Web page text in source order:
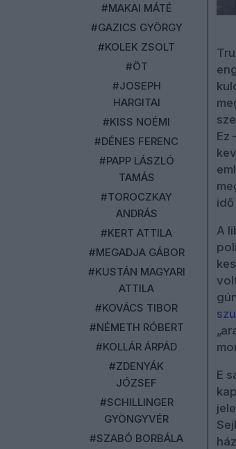
Ez
A
E
#MAKAI MÁTÉ
#GAZICS GYÖRGY
#KOLEK ZSOLT
#ÖT
#JOSEPH
HARGITAI
#KISS NOÉMI
#DÉNES FERENC
#PAPP LÁSZLÓ
TAMÁS
#TOROCZKAY
ANDRÁS
#KERT ATTILA
#MEGADJA GÁBOR
#KUSTÁN MAGYARI
ATTILA
#KOVÁCS TIBOR
#NÉMETH RÓBERT
#KOLLÁR ÁRPÁD
#ZDENYÁK
JÓZSEF
#SCHILLINGER
GYÖNGYVÉR
#SZABÓ BORBÁLA